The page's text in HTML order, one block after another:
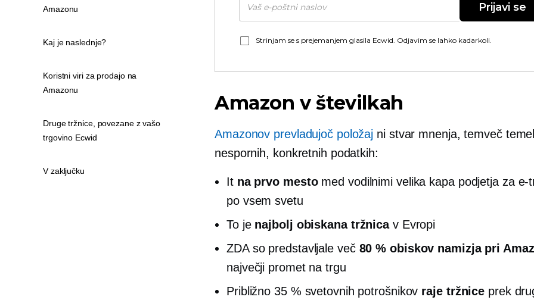
Prijavi se
Strinjam se s prejemanjem glasila Ecwid. Odjavim se lahko kadarkoli.
Amazon v številkah
Amazonov prevladujoč položaj ni stvar mnenja, temveč
nespornih, konkretnih podatkih:
It na prvo mestomed vodilnimi velika kapapodjetja za e-
po vsem svetu
To je najbolj obiskana tržnicav Evropi
ZDA so predstavljale več 80 % obiskov namizja pri
največji promet na trgu
Približno 35 % svetovnih potrošnikov raje tržnice prek
Amazonu
Kaj je naslednje?
Koristni viri za prodajo na
Amazonu
Druge tržnice, povezane z vašo
trgovino Ecwid
V zaključku